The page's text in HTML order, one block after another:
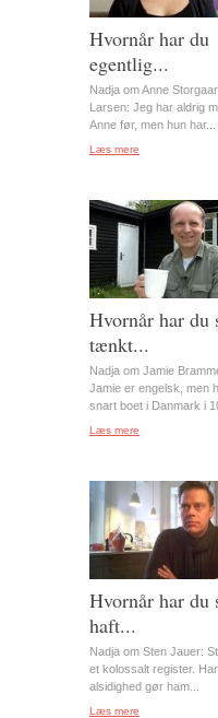
Hvornår har du
egentlig...
Nadja om Anne
Larsen: Jeg har aldrig
Anne før, men hun har...
Læs mere
Hvornår har du
tænkt...
Nadja om Jamie
Jamie er engelsk, men
snart boet i Danmark i
Læs mere
Hvornår har du
haft...
Nadja om Sten Jauer:
et kolossalt register.
alsidighed gør ham...
Læs mere